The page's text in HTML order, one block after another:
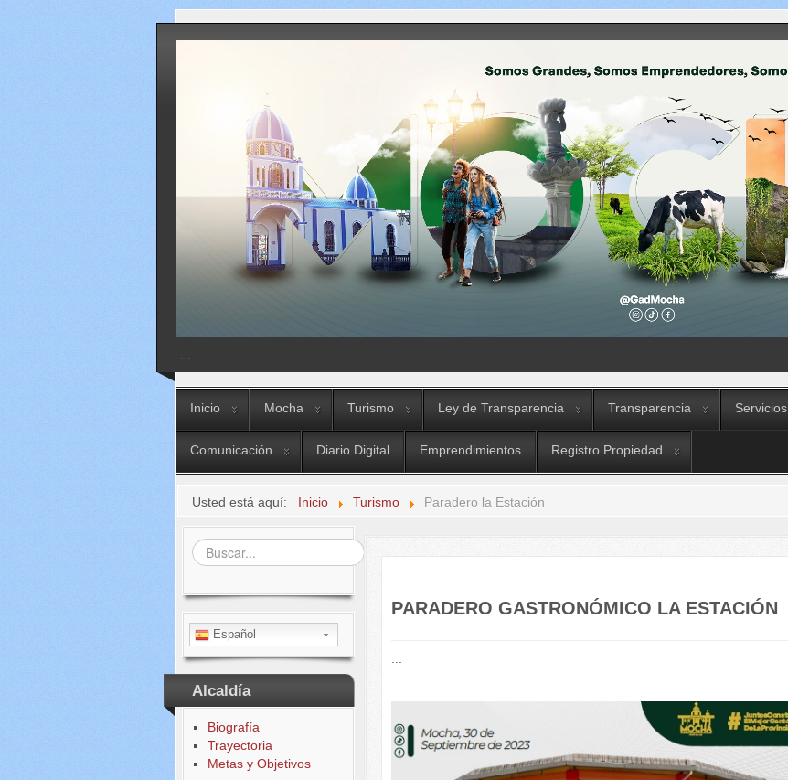
Inicio Mocha Turismo Ley de Transparencia Transparencia Servicios
Comunicación Diario Digital Emprendimientos Registro Propiedad
Usted está aquí: Inicio Turismo Paradero la Estación
Buscar...
Español
Alcaldía
Biografía
Trayectoria
Metas y Objetivos
PARADERO GASTRONÓMICO LA ESTACIÓN